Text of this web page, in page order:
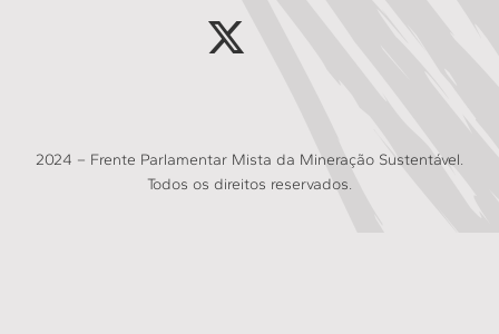
2024 – Frente Parlamentar Mista da Mineração Sustentável.
Todos os direitos reservados.